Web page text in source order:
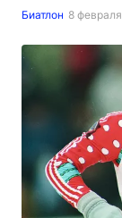
Биатлон 8